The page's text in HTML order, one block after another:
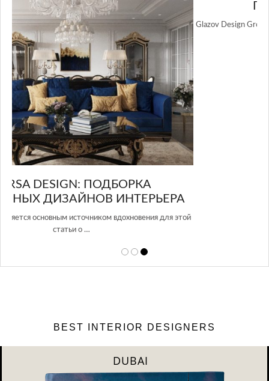
GLAZOV DESIGN GROUP – УНИКАЛЬНЫЙ
ПОДХОД К ДИЗАЙНУ
Glazov Design Group- это одна из лучших студий дизайна интерьера
BEST INTERIOR DESIGNERS
DUBAI